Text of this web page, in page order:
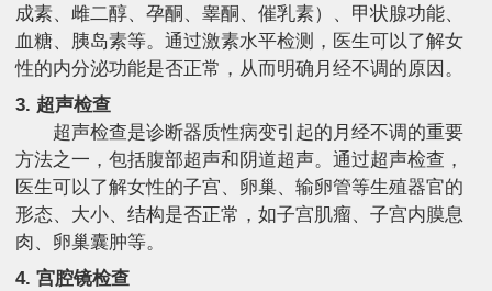
成素、雌二醇、孕酮、睾酮、催乳素）、甲状腺功能、
血糖、胰岛素等。通过激素水平检测，医生可以了解女
性的内分泌功能是否正常，从而明确月经不调的原因。
3. 超声检查
超声检查是诊断器质性病变引起的月经不调的重要
方法之一，包括腹部超声和阴道超声。通过超声检查，
医生可以了解女性的子宫、卵巢、输卵管等生殖器官的
形态、大小、结构是否正常，如子宫肌瘤、子宫内膜息
肉、卵巢囊肿等。
4. 宫腔镜检查